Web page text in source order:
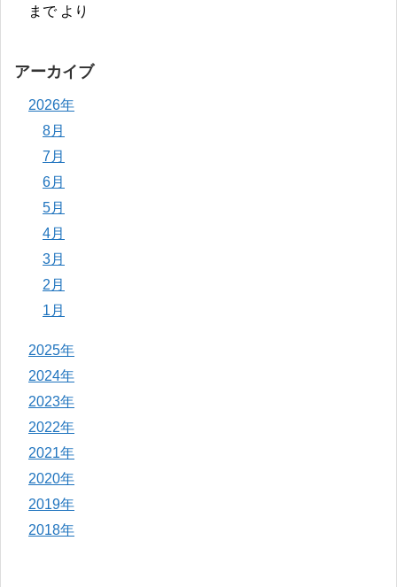
までより
アーカイブ
2026年
8月
7月
6月
5月
4月
3月
2月
1月
2025年
2024年
2023年
2022年
2021年
2020年
2019年
2018年